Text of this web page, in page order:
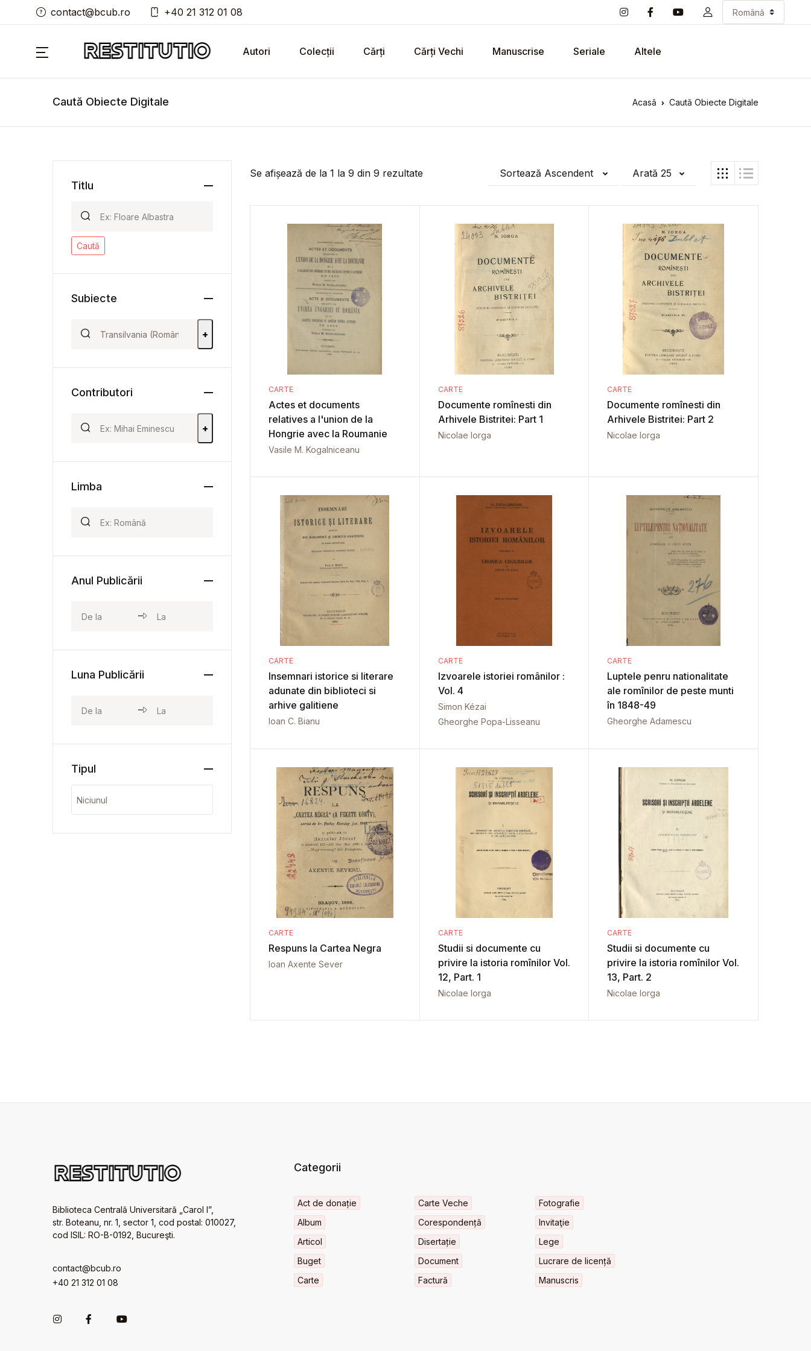
contact@bcub.ro +40 21 312 01 08
Autori Colecții Cărți Cărți Vechi Manuscrise Seriale Altele
Caută Obiecte Digitale Acasă Caută Obiecte Digitale
Se afișează de la 1 la 9 din 9 rezultate Sortează Ascendent Arată 25
CARTE
Actes et documents
relatives a l'union de la
Hongrie avec la Roumanie
Vasile M. Kogalniceanu
CARTE
Documente romînesti din
Arhivele Bistritei: Part 1
Nicolae Iorga
CARTE
Documente romînesti din
Arhivele Bistritei: Part 2
Nicolae Iorga
CARTE
Insemnari istorice si literare
adunate din biblioteci si
arhive galitiene
Ioan C. Bianu
CARTE
Izvoarele istoriei românilor :
Vol. 4
Simon Kézai
Gheorghe Popa-Lisseanu
CARTE
Luptele penru nationalitate
ale romînilor de peste munti
în 1848-49
Gheorghe Adamescu
CARTE
Respuns la Cartea Negra
Ioan Axente Sever
CARTE
Studii si documente cu
privire la istoria romînilor Vol.
12, Part. 1
Nicolae Iorga
CARTE
Studii si documente cu
privire la istoria romînilor Vol.
13, Part. 2
Nicolae Iorga
Titlu
Caută
Subiecte
+
Contributori
+
Limba
Anul Publicării
Luna Publicării
Tipul
Biblioteca Centrală Universitară „Carol I”,
str. Boteanu, nr. 1, sector 1, cod postal: 010027,
cod ISIL: RO-B-0192, Bucureşti.
contact@bcub.ro
+40 21 312 01 08
Categorii
Act de donație
Album
Articol
Buget
Carte
Carte Veche
Corespondență
Disertație
Document
Factură
Fotografie
Invitaţie
Lege
Lucrare de licență
Manuscris